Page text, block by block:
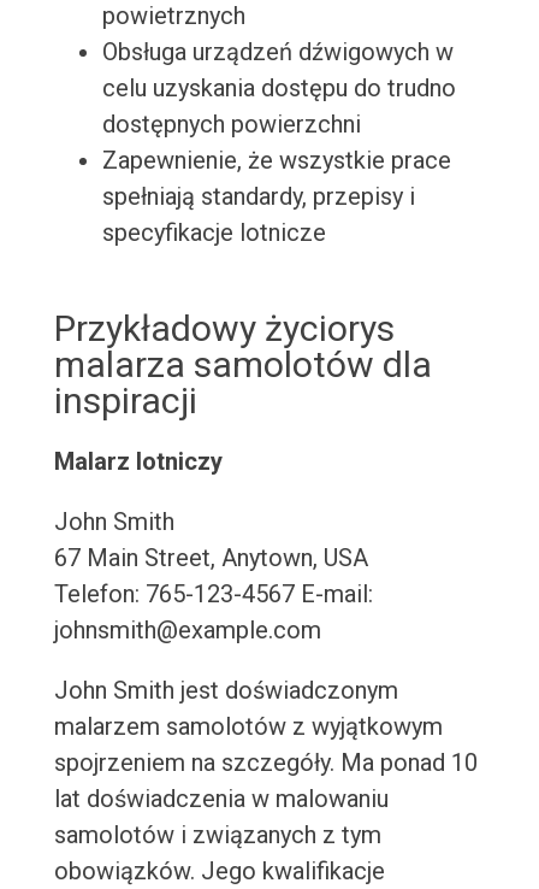
powietrznych
Obsługa urządzeń dźwigowych w
celu uzyskania dostępu do trudno
dostępnych powierzchni
Zapewnienie, że wszystkie prace
spełniają standardy, przepisy i
specyfikacje lotnicze
Przykładowy życiorys
malarza samolotów dla
inspiracji
Malarz lotniczy
John Smith
67 Main Street, Anytown, USA
Telefon: 765-123-4567 E-mail:
johnsmith@example.com
John Smith jest doświadczonym
malarzem samolotów z wyjątkowym
spojrzeniem na szczegóły. Ma ponad 10
lat doświadczenia w malowaniu
samolotów i związanych z tym
obowiązków. Jego kwalifikacje